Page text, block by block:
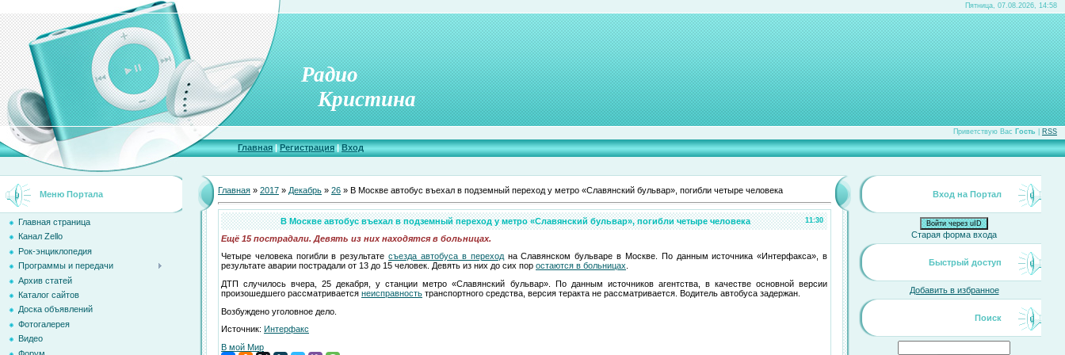
Пятница, 07.08.2026, 14:58
Радио
Кристина
Приветствую Вас Гость RSS
Главная|Регистрация|Вход
Меню Портала
Главная страница
Канал Zello
Рок-энциклопедия
Программы и передачи
Архив статей
Каталог сайтов
Доска объявлений
Фотогалерея
Видео
Форум
Главная » 2017 » Декабрь » 26 » В Москве автобус въехал в подземный переход у метро «Славянский бульвар», погибли четыре человека
11:30
В Москве автобус въехал в подземный переход у метро «Славянский бульвар», погибли четыре человека
Ещё 15 пострадали. Девять из них находятся в больницах.
Четыре человека погибли в результатесъезда автобуса в переходна Славянском бульваре в Москве. По данным источника «Интерфакса», в
результате аварии пострадали от 13 до 15 человек. Девять из них до сих пор остаются в больницах
ДТП случилось вчера, 25 декабря, у станции метро «Славянский бульвар». По данным источников агентства, в качестве основной версии
произошедшего рассматривается неисправность транспортного средства, версия теракта не рассматривается. Водитель автобуса задержан.
Возбуждено уголовное дело.
Источник: Интерфакс
В мой Мир
Вход на Портал
Войти через uID
Старая форма входа
Быстрый доступ
Добавить в избранное
Поиск